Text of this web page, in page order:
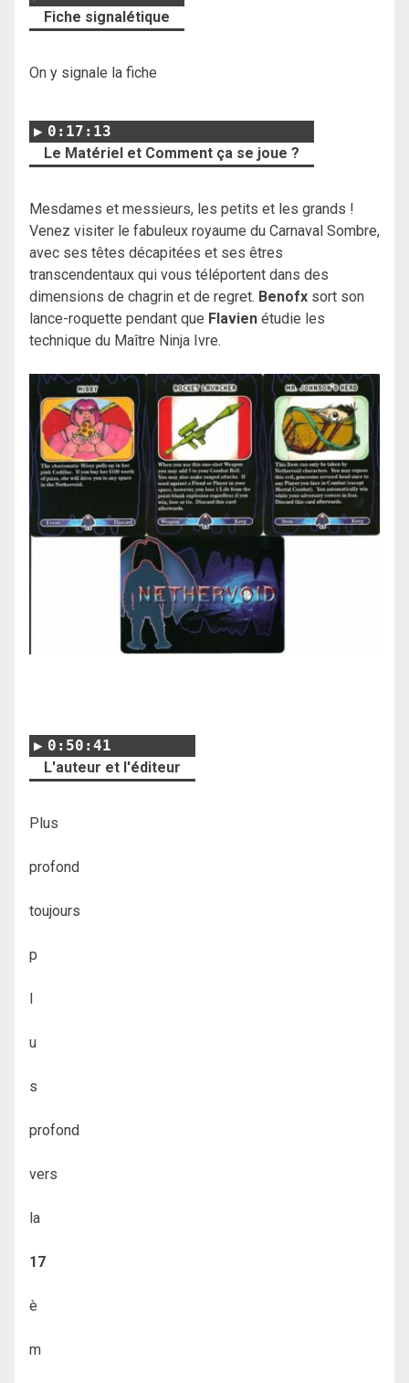
Fiche signalétique
On y signale la fiche
0:17:13
Le Matériel et Comment ça se joue ?
Mesdames et messieurs, les petits et les grands !
Venez visiter le fabuleux royaume du Carnaval Sombre,
avec ses têtes décapitées et ses êtres
transcendentaux qui vous téléportent dans des
dimensions de chagrin et de regret. Benofx sort son
lance-roquette pendant que Flavien étudie les
technique du Maître Ninja Ivre.
0:50:41
L'auteur et l'éditeur
Plus
profond
toujours
p
l
u
s
profond
vers
la
17
è
m